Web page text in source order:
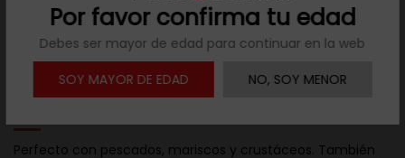
Por favor confirma tu edad
Debes ser mayor de edad para continuar en la web
SOY MAYOR DE EDAD
NO, SOY MENOR
 Descargar ficha
Perfecto con pescados, mariscos y crustáceos. También